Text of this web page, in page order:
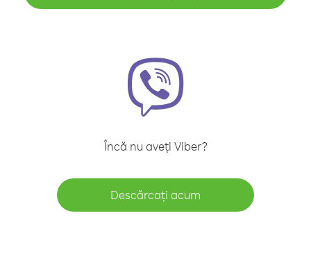
Încă nu aveți Viber?
Descărcați acum